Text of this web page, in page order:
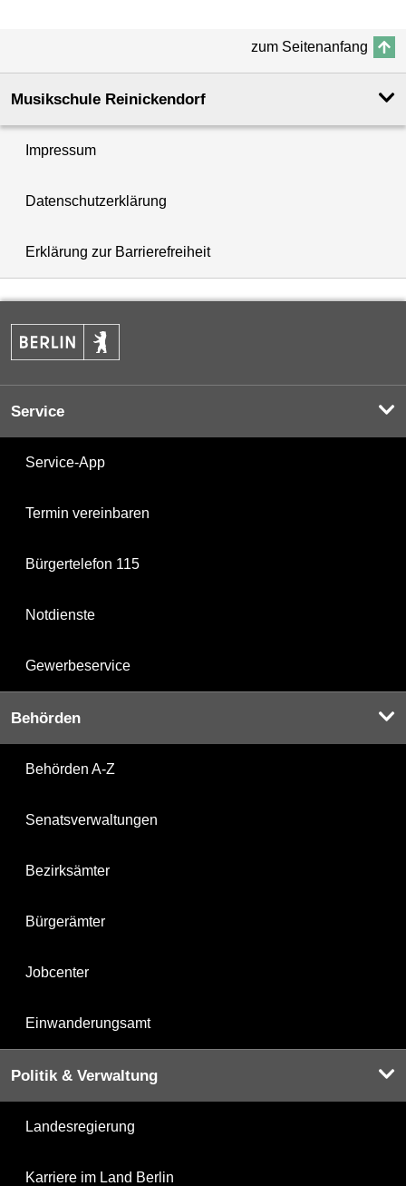
zum Seitenanfang
Musikschule Reinickendorf
Impressum
Datenschutzerklärung
Erklärung zur Barrierefreiheit
Service
Service-App
Termin vereinbaren
Bürgertelefon 115
Notdienste
Gewerbeservice
Behörden
Behörden A-Z
Senatsverwaltungen
Bezirksämter
Bürgerämter
Jobcenter
Einwanderungsamt
Politik & Verwaltung
Landesregierung
Karriere im Land Berlin